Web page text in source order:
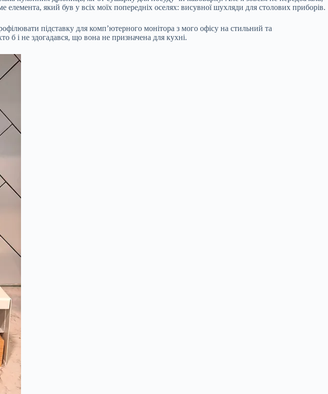
елемента, який був у всіх моїх попередніх оселях: висувної шухляди для столових приборів.
підставку для комп’ютерного монітора з мого офісу на стильний та
б і не здогадався, що вона не призначена для кухні.